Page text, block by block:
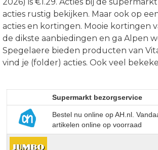
acties rustig bekijken. Maar ook op
acties en kortingen. Mooie kortingen
de dikste aanbiedingen en ga Alpen
Spegelaere bieden producten van
vind je (folder) acties. Ook veel
Supermarkt bezorgservice
Bestel nu online op AH.nl.
artikelen online op voorraad